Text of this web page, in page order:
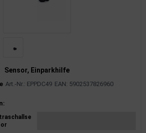
Sensor, Einparkhilfe
Art.-Nr.: EPPDC49 EAN: 5902537826960